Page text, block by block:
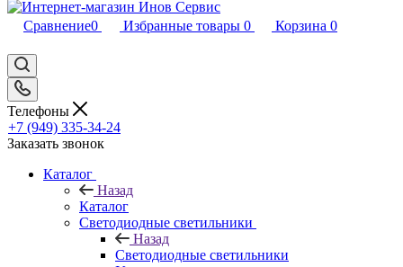
Сравнение0 Избранные товары 0 Корзина 0
Телефоны
+7 (949) 335-34-24
Заказать звонок
Каталог
Назад
Каталог
Светодиодные светильники
Назад
Светодиодные светильники